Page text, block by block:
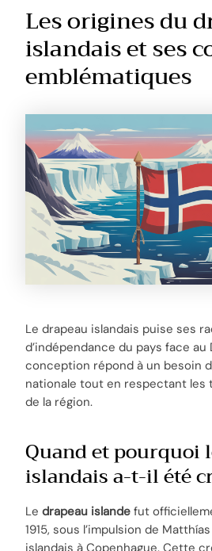
Les origines du
islandais et ses
emblématiques
Le drapeau islandais puise ses
d’indépendance du pays face au
conception répond à un besoin
nationale tout en respectant les
de la région.
Quand et pourquoi
islandais a-t-il été
Ledrapeau islande fut
1915, sous l’impulsion de